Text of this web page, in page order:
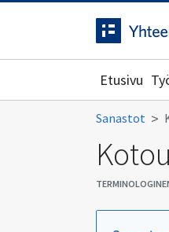
Siirrytty
Etusivu
Sanastot